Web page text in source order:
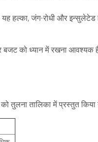
यह हल्का, जंग-रोधी और इन्सुलेटेड
और बजट को ध्यान में रखना
तुलना तालिका में प्रस्तुत किया